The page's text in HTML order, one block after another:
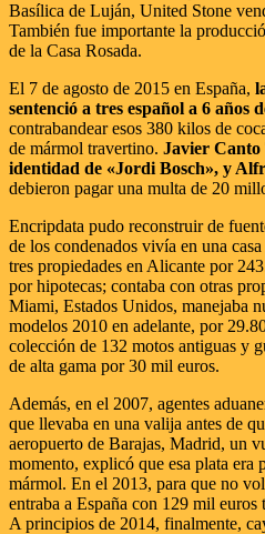
Basílica de Luján, United Stone
También fue importante la
de la Casa Rosada.
El 7 de agosto de 2015 en España,
sentenció a tres español a 6 años
contrabandear esos 380 kilos de
de mármol travertino. Javier Canto
identidad de «Jordi Bosch», y
debieron pagar una multa de 20
Encripdata pudo reconstruir de
de los condenados vivía en una
tres propiedades en Alicante por
por hipotecas; contaba con otras
Miami, Estados Unidos, manejaba
modelos 2010 en adelante, por
colección de 132 motos antiguas y
de alta gama por 30 mil euros.
Además, en el 2007, agentes
que llevaba en una valija antes de
aeropuerto de Barajas, Madrid, un
momento, explicó que esa plata era
mármol. En el 2013, para que no
entraba a España con 129 mil
A principios de 2014, finalmente,